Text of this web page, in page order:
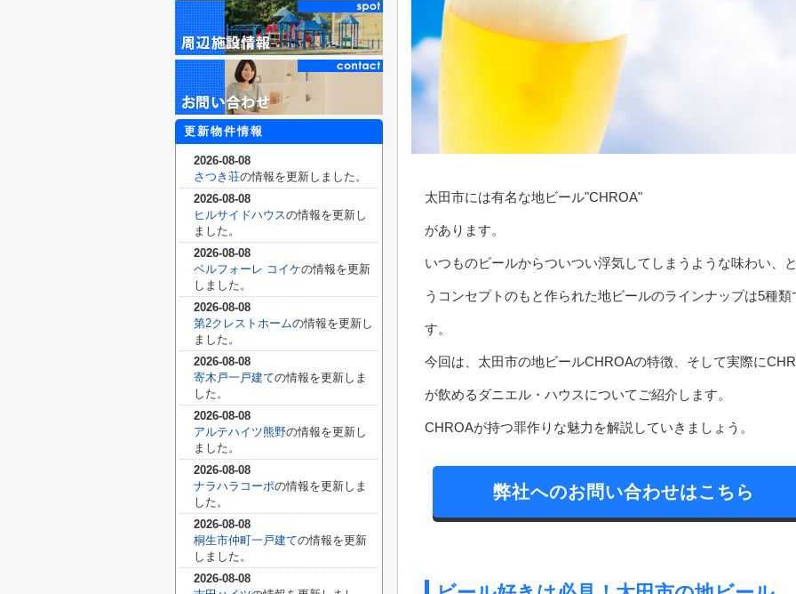
太田市には有名な地ビール"CHROA"
があります。
いつものビールからついつい浮気してしまうような味わい、
うコンセプトのもと作られた地ビールのラインナップは5種類
す。
今回は、太田市の地ビールCHROAの特徴、そして実際に
が飲めるダニエル・ハウスについてご紹介します。
CHROAが持つ罪作りな魅力を解説していきましょう。
弊社へのお問い合わせはこちら
更新物件情報
2026-08-08
さつき荘の情報を更新しました。
2026-08-08
ヒルサイドハウスの情報を更新し
ました。
2026-08-08
ベルフォーレ コイケの情報を更新
しました。
2026-08-08
第2クレストホームの情報を更新し
ました。
2026-08-08
寄木戸一戸建ての情報を更新しま
した。
2026-08-08
アルテハイツ熊野の情報を更新し
ました。
2026-08-08
ナラハラコーポの情報を更新しま
した。
2026-08-08
桐生市仲町一戸建ての情報を更新
しました。
2026-08-08